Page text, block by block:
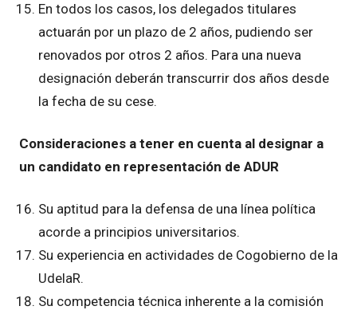
En todos los casos, los delegados titulares
actuarán por un plazo de 2 años, pudiendo ser
renovados por otros 2 años. Para una nueva
designación deberán transcurrir dos años desde
la fecha de su cese.
Consideraciones a tener en cuenta al designar a
un candidato en representación de ADUR
Su aptitud para la defensa de una línea política
acorde a principios universitarios.
Su experiencia en actividades de Cogobierno de la
UdelaR.
Su competencia técnica inherente a la comisión